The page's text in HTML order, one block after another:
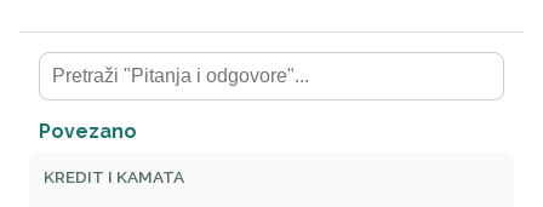
Povezano
KREDIT I KAMATA